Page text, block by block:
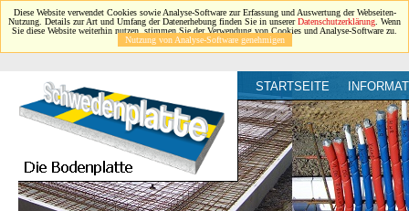
Diese Website verwendet Cookies sowie Analyse-Software zur Erfassung und Auswertung der Webseiten-
Nutzung. Details zur Art und Umfang der Datenerhebung finden Sie in unsererDatenschutzerklärung . Wenn
Sie diese Website weiterhin nutzen, stimmen Sie der Verwendung von Cookies und Analyse-Software zu.
Nutzung von Analyse-Software genehmigen
STARTSEITE